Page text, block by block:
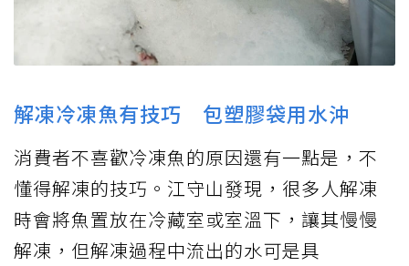
解凍冷凍魚有技巧 包塑膠袋用水沖
消費者不喜歡冷凍魚的原因還有一點是，不
懂得解凍的技巧。江守山發現，很多人解凍
時會將魚置放在冷藏室或室溫下，讓其慢慢
解凍，但解凍過程中流出的水可是具